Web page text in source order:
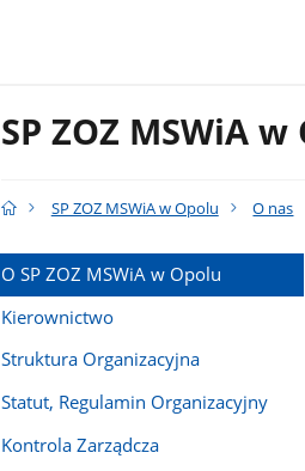
SP ZOZ MSWiA
SP ZOZ MSWiA w Opolu O nas
O SP ZOZ MSWiA w Opolu
Kierownictwo
Struktura Organizacyjna
Statut, Regulamin Organizacyjny
Kontrola Zarządcza